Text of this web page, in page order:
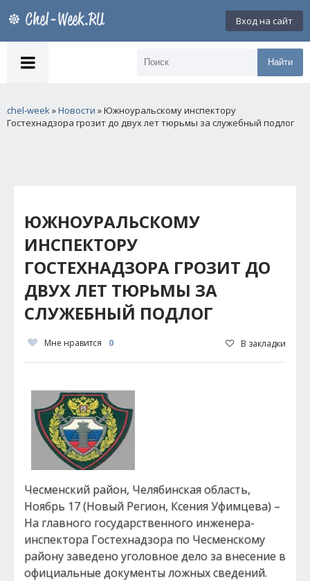
Вход на сайт
Найти
chel-week»Новости » Южноуральскому инспектору
Гостехнадзора грозит до двух лет тюрьмы за служебный подлог
ЮЖНОУРАЛЬСКОМУ
ИНСПЕКТОРУ
ГОСТЕХНАДЗОРА ГРОЗИТ ДО
ДВУХ ЛЕТ ТЮРЬМЫ ЗА
СЛУЖЕБНЫЙ ПОДЛОГ
Мне нравится 0 В закладки
Чесменский район, Челябинская область,
Ноябрь 17 (Новый Регион, Ксения Уфимцева) –
На главного государственного инженера-
инспектора Гостехнадзора по Чесменскому
району заведено уголовное дело за внесение в
официальные документы ложных сведений.